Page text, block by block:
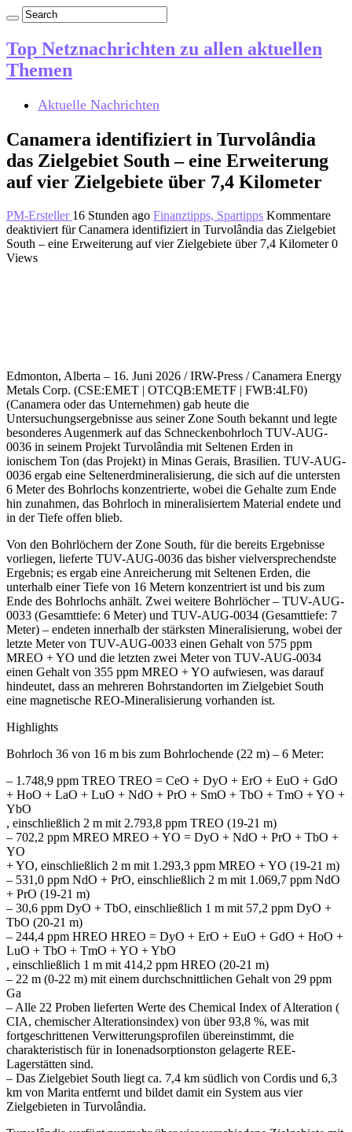
Top Netznachrichten zu allen aktuellen
Themen
Aktuelle Nachrichten
Canamera identifiziert in Turvolândia
das Zielgebiet South – eine Erweiterung
auf vier Zielgebiete über 7,4 Kilometer
PM-Ersteller 16 Stunden ago Finanztipps, Spartipps Kommentare
deaktiviert für Canamera identifiziert in Turvolândia das Zielgebiet
South – eine Erweiterung auf vier Zielgebiete über 7,4 Kilometer 0
Views
Edmonton, Alberta – 16. Juni 2026 / IRW-Press / Canamera Energy
Metals Corp. (CSE:EMET | OTCQB:EMETF | FWB:4LF0)
(Canamera oder das Unternehmen) gab heute die
Untersuchungsergebnisse aus seiner Zone South bekannt und legte
besonderes Augenmerk auf das Schneckenbohrloch TUV-AUG-
0036 in seinem Projekt Turvolândia mit Seltenen Erden in
ionischem Ton (das Projekt) in Minas Gerais, Brasilien. TUV-AUG-
0036 ergab eine Seltenerdmineralisierung, die sich auf die untersten
6 Meter des Bohrlochs konzentrierte, wobei die Gehalte zum Ende
hin zunahmen, das Bohrloch in mineralisiertem Material endete und
in der Tiefe offen blieb.
Von den Bohrlöchern der Zone South, für die bereits Ergebnisse
vorliegen, lieferte TUV-AUG-0036 das bisher vielversprechendste
Ergebnis; es ergab eine Anreicherung mit Seltenen Erden, die
unterhalb einer Tiefe von 16 Metern konzentriert ist und bis zum
Ende des Bohrlochs anhält. Zwei weitere Bohrlöcher – TUV-AUG-
0033 (Gesamttiefe: 6 Meter) und TUV-AUG-0034 (Gesamttiefe: 7
Meter) – endeten innerhalb der stärksten Mineralisierung, wobei der
letzte Meter von TUV-AUG-0033 einen Gehalt von 575 ppm
MREO + YO und die letzten zwei Meter von TUV-AUG-0034
einen Gehalt von 355 ppm MREO + YO aufwiesen, was darauf
hindeutet, dass an mehreren Bohrstandorten im Zielgebiet South
eine magnetische REO-Mineralisierung vorhanden ist.
Highlights
Bohrloch 36 von 16 m bis zum Bohrlochende (22 m) – 6 Meter:
– 1.748,9 ppm TREO TREO = CeO + DyO + ErO + EuO + GdO
+ HoO + LaO + LuO + NdO + PrO + SmO + TbO + TmO + YO +
YbO
, einschließlich 2 m mit 2.793,8 ppm TREO (19-21 m)
– 702,2 ppm MREO MREO + YO = DyO + NdO + PrO + TbO +
YO
+ YO, einschließlich 2 m mit 1.293,3 ppm MREO + YO (19-21 m)
– 531,0 ppm NdO + PrO, einschließlich 2 m mit 1.069,7 ppm NdO
+ PrO (19-21 m)
– 30,6 ppm DyO + TbO, einschließlich 1 m mit 57,2 ppm DyO +
TbO (20-21 m)
– 244,4 ppm HREO HREO = DyO + ErO + EuO + GdO + HoO +
LuO + TbO + TmO + YO + YbO
, einschließlich 1 m mit 414,2 ppm HREO (20-21 m)
– 22 m (0-22 m) mit einem durchschnittlichen Gehalt von 29 ppm
Ga
– Alle 22 Proben lieferten Werte des Chemical Index of Alteration (
CIA, chemischer Alterationsindex) von über 93,8 %, was mit
fortgeschrittenen Verwitterungsprofilen übereinstimmt, die
charakteristisch für in Ionenadsorptionston gelagerte REE-
Lagerstätten sind.
– Das Zielgebiet South liegt ca. 7,4 km südlich von Cordis und 6,3
km von Marita entfernt und bildet damit ein System aus vier
Zielgebieten in Turvolândia.